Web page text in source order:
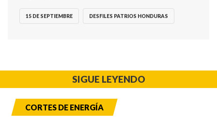
15 DE SEPTIEMBRE DESFILES PATRIOS HONDURAS
SIGUE LEYENDO
CORTES DE ENERGÍA